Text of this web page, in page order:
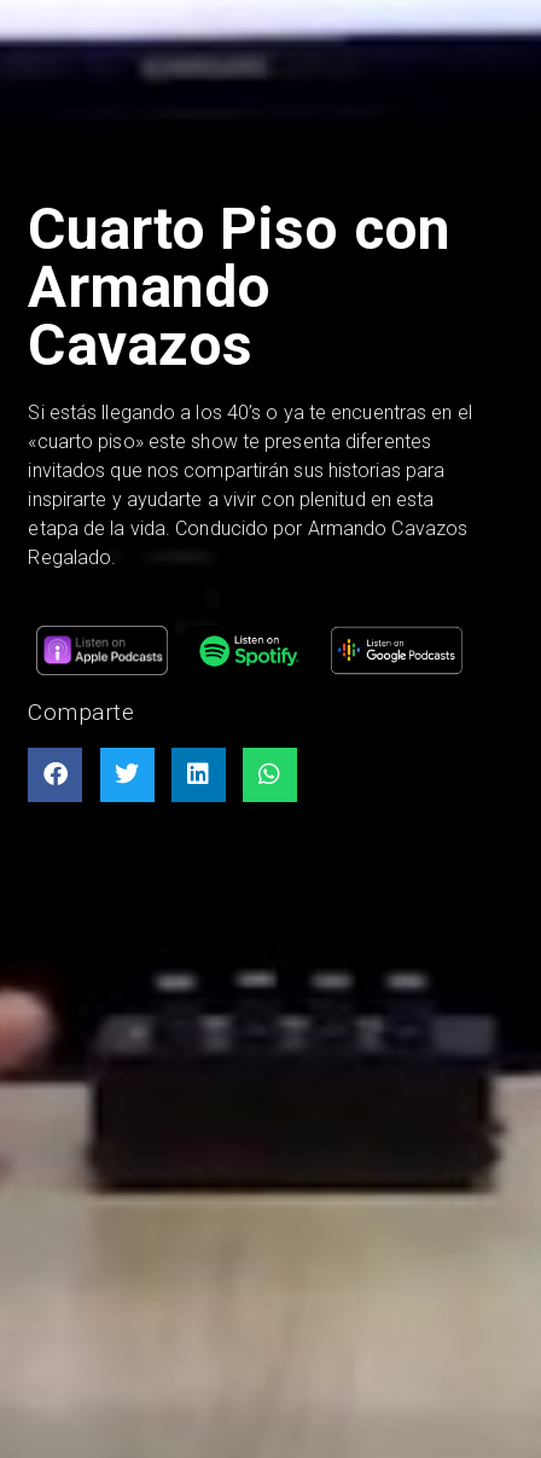
Cuarto Piso con
Armando
Cavazos
Si estás llegando a los 40’s o ya te encuentras en el
«cuarto piso» este show te presenta diferentes
invitados que nos compartirán sus historias para
inspirarte y ayudarte a vivir con plenitud en esta
etapa de la vida. Conducido por Armando Cavazos
Regalado.
Comparte